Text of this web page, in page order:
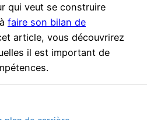
qui veut se construire
faire son bilan de
article, vous découvrirez
il est important de